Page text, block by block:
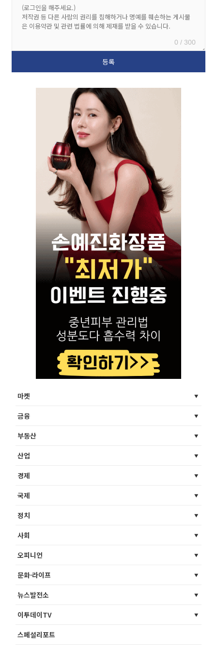
0 / 300
마켓
금융
부동산
산업
경제
국제
정치
사회
오피니언
문화·라이프
뉴스발전소
이투데이TV
스페셜리포트